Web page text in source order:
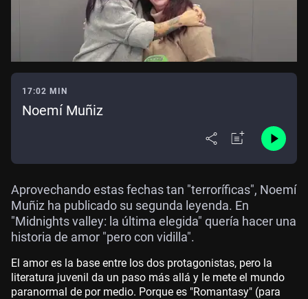
17:02 MIN
Noemí Muñiz
Aprovechando estas fechas tan "terroríficas", Noemí
Muñiz ha publicado su segunda leyenda. En
"Midnights valley: la última elegida" quería hacer una
historia de amor "pero con vidilla".
El amor es la base entre los dos protagonistas, pero la
literatura juvenil da un paso más allá y le mete el mundo
paranormal de por medio. Porque es "Romantasy" (para